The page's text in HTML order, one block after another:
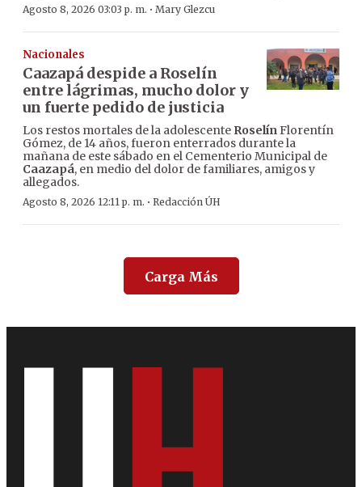
Agosto 8, 2026 03:03 p. m. · Mary Glezcu
Nacionales
Caazapá despide a Roselín
entre lágrimas, mucho dolor y
un fuerte pedido de justicia
Los restos mortales de la adolescente RoselínFlorentín
Gómez, de 14 años, fueron enterrados durante la
mañana de este sábado en el Cementerio Municipal de
Caazapá, en medio del dolor de familiares, amigos y
allegados.
Agosto 8, 2026 12:11 p. m. · Redacción ÚH
Carga Más